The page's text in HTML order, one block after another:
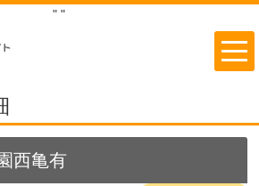
" "
西亀有